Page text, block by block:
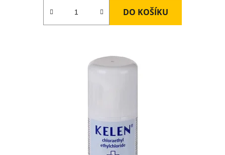
DO KOŠÍKU